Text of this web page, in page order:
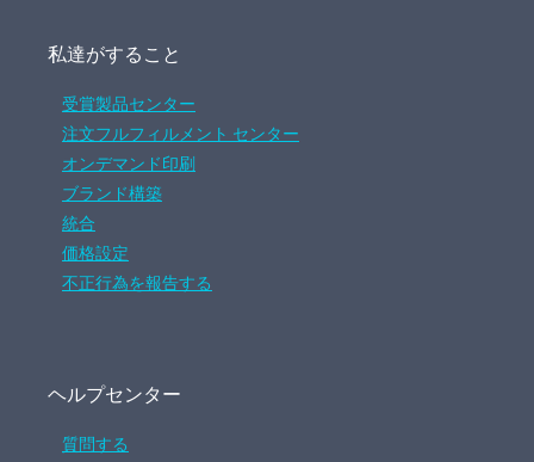
私達がすること
受賞製品センター
注文フルフィルメント センター
オンデマンド印刷
ブランド構築
統合
価格設定
不正行為を報告する
ヘルプセンター
質問する